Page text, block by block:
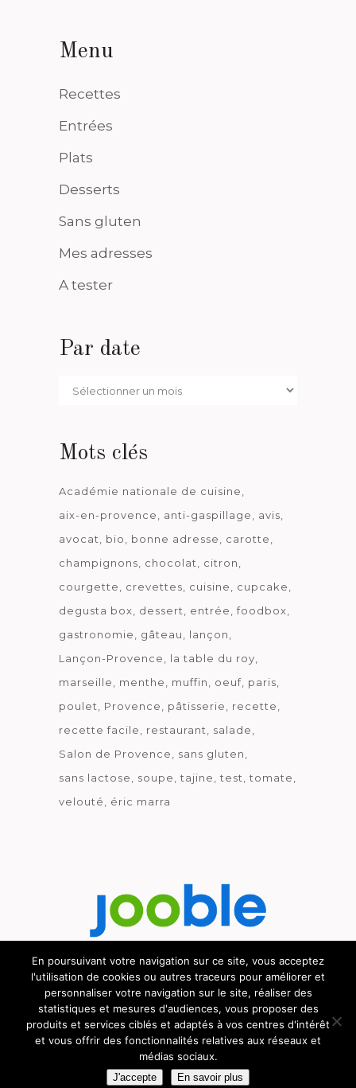
Menu
Recettes
Entrées
Plats
Desserts
Sans gluten
Mes adresses
A tester
Par date
Par
Mots clés
Académie nationale de cuisine
aix-en-provence
anti-gaspillage
avis
avocat
bio bonne adresse
carotte
champignons
chocolat
citron
courgette
crevettes cuisine
cupcake
degusta box
dessert entrée
foodbox
gastronomie
gâteau
lançon
Lançon-Provence
la table du roy
marseille
menthe muffin oeuf paris
poulet
Provence pâtisserie
recette
recette facile
restaurant
salade
Salon de Provence
sans gluten
sans lactose
soupe tajine test tomate
velouté
éric marra
Découvrez le métier de la cuisine.
© GOURMICOM 2019 - 2026 - HÉBERGÉ CHEZ
CYBSYN-MENTIONS LÉGALES-
En poursuivant votre navigation sur ce site, vous acceptez
l'utilisation de cookies ou autres traceurs pour améliorer et
personnaliser votre navigation sur le site, réaliser des
statistiques et mesures d'audiences, vous proposer des
produits et services ciblés et adaptés à vos centres d'intérêt
et vous offrir des fonctionnalités relatives aux réseaux et
médias sociaux.
J'accepte En savoir plus